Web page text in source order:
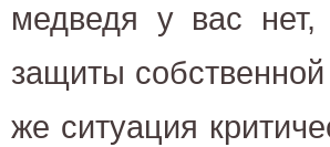
медведя у вас
защиты
же ситуация